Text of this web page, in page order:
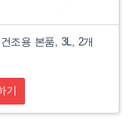
조용 본품, 3L, 2개
기